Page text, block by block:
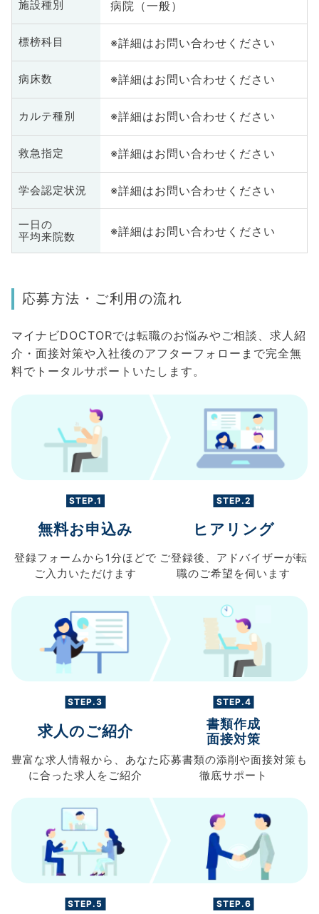
施設種別 病院（一般）
標榜科目 ※詳細はお問い合わせください
病床数 ※詳細はお問い合わせください
カルテ種別 ※詳細はお問い合わせください
救急指定 ※詳細はお問い合わせください
学会認定状況 ※詳細はお問い合わせください
一日の
平均来院数
※詳細はお問い合わせください
応募方法・ご利用の流れ
マイナビDOCTORでは転職のお悩みやご相談、求人紹
介・面接対策や入社後のアフターフォローまで完全無
料でトータルサポートいたします。
STEP.1
無料お申込み
登録フォームから 1分ほどで
ご入力 いただけます
STEP.2
ヒアリング
ご登録後、 アドバイザーが転
職のご希望を伺います
STEP.3
求人のご紹介
豊富な求人情報から、 あなた
に合った求人を ご紹介
STEP.4
書類作成
面接対策
応募書類の添削や面接対策も
徹底サポート
STEP.5 STEP.6